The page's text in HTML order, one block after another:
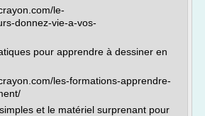
le-
donnez-vie-a-vos-
pour apprendre à dessiner en
les-formations-apprendre-
et le matériel surprenant pour